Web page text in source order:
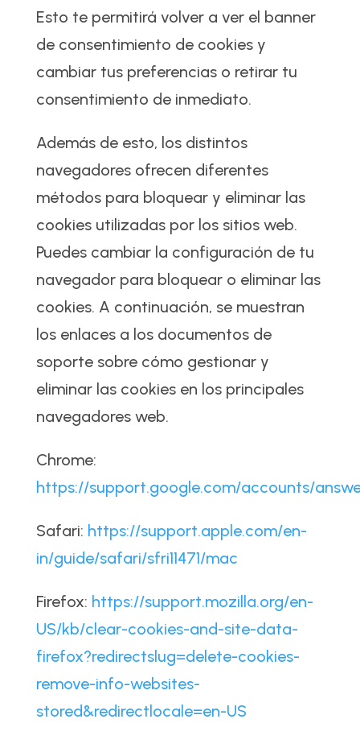
Esto te permitirá volver a ver el banner
de consentimiento de cookies y
cambiar tus preferencias o retirar tu
consentimiento de inmediato.
Además de esto, los distintos
navegadores ofrecen diferentes
métodos para bloquear y eliminar las
cookies utilizadas por los sitios web.
Puedes cambiar la configuración de tu
navegador para bloquear o eliminar las
cookies. A continuación, se muestran
los enlaces a los documentos de
soporte sobre cómo gestionar y
eliminar las cookies en los principales
navegadores web.
Chrome:
https://support.google.com/accounts/
Safari: https://support.apple.com/en-
in/guide/safari/sfri11471/mac
Firefox: https://support.mozilla.org/en-
US/kb/clear-cookies-and-site-data-
firefox?redirectslug=delete-cookies-
remove-info-websites-
stored&redirectlocale=en-US